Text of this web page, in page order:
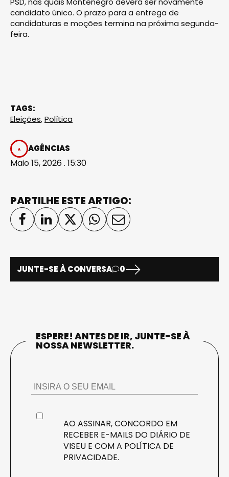
candidato único. O prazo para a entrega de
candidaturas e moções termina na próxima segunda-
feira.
TAGS:
Eleições,Política
AGÊNCIAS
Maio 15, 2026 . 15:30
PARTILHE ESTE ARTIGO:
JUNTE-SE À CONVERSA 0
ESPERE! ANTES DE IR, JUNTE-SE À
NOSSA NEWSLETTER.
AO ASSINAR, CONCORDO EM
RECEBER E-MAILS DO DIÁRIO DE
VISEU E COM A POLÍTICA DE
PRIVACIDADE.